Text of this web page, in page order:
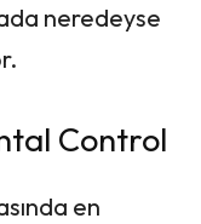
neredeyse
Control
en